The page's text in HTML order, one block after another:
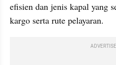
efisien dan jenis kapal yang
kargo serta rute pelayaran.